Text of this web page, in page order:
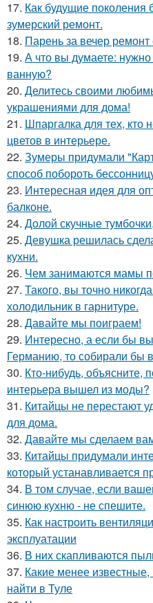
17. Как будущие поколения
зумерский ремонт.
18. Парень за вечер
19. А что вы думаете:
ванную?
20. Делитесь своими
украшениями для дома!
21. Шпаргалка для тех, кто
цветов в интерьере.
22. Зумеры придумали
способ побороть
23. Интересная идея для
балконе.
24. Долой скучные
25. Девушка решилась
кухни.
26. Чем занимаются мамы
27. Такого, вы точно
холодильник в гарнитуре.
28. Давайте мы поиграем!
29. Интересно, а если бы
Германию, то собирали бы
30. Кто-нибудь, объясните,
интерьера вышел из моды?
31. Китайцы не перестают
для дома.
32. Давайте мы сделаем
33. Китайцы придумали
который устанавливается
34. В том случае, если
синюю кухню - не спешите.
35. Как настроить
эксплуатации
36. В них скапливаются
37. Какие менее
найти в Туле